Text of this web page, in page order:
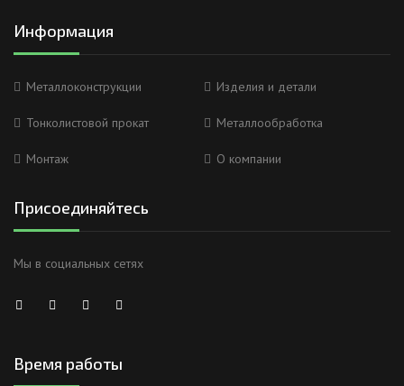
Информация
Металлоконструкции Изделия и детали
Тонколистовой прокат Металлообработка
Монтаж О компании
Присоединяйтесь
Мы в социальных сетях
Время работы